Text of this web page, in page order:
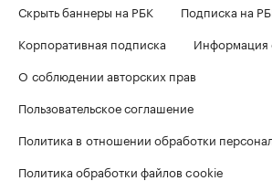
Скрыть баннеры на РБК
Подписка на
Корпоративная подписка
Информация
О соблюдении авторских прав
Пользовательское соглашение
Политика в отношении обработки
Политика обработки файлов cookie